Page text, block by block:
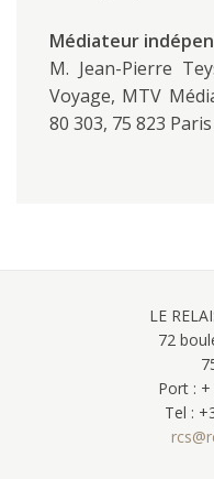
Médiateur
M. Jean-Pierre
Voyage, MTV
80 303, 75 823
LE
72
Port :
Tel :